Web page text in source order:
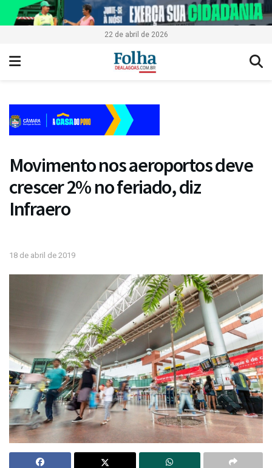
22 de abril de 2026
Movimento nos aeroportos deve
crescer 2% no feriado, diz
Infraero
18 de abril de 2019